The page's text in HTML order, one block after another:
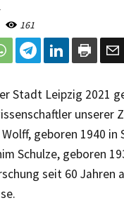
161
Stadt Leipzig 2021
unserer
geboren 1940 in
Schulze, geboren
seit 60 Jahren